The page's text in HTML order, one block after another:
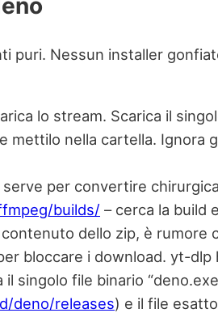
puri. Nessun installer
lo stream. Scarica il
mettilo nella cartella. Ignora
per convertire
builds/ – cerca la build
dello zip, è rumore
bloccare i download. yt-
singolo file binario
deno/releases) e il file